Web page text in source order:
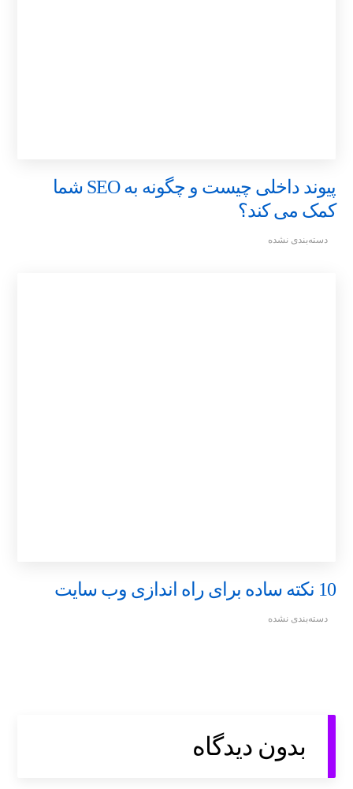
پیوند داخلی چیست و چگونه به SEO شما
کمک می کند؟
دسته‌بندی نشده
10 نکته ساده برای راه اندازی وب سایت
دسته‌بندی نشده
بدون دیدگاه